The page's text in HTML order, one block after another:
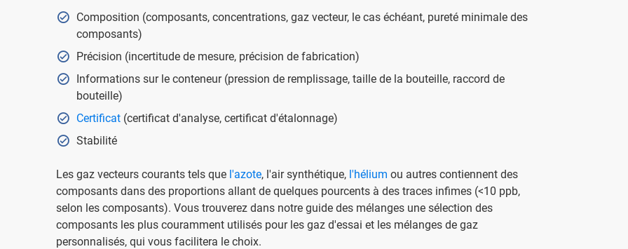
Composition (composants, concentrations, gaz vecteur, le cas échéant, pureté minimale des
composants)
Précision (incertitude de mesure, précision de fabrication)
Informations sur le conteneur (pression de remplissage, taille de la bouteille, raccord de
bouteille)
Certificat (certificat d'analyse, certificat d'étalonnage)
Stabilité
Les gaz vecteurs courants tels que l'azote, l'air synthétique, l'hélium ou autres contiennent des
composants dans des proportions allant de quelques pourcents à des traces infimes (<10 ppb,
selon les composants). Vous trouverez dans notre guide des mélanges une sélection des
composants les plus couramment utilisés pour les gaz d'essai et les mélanges de gaz
personnalisés, qui vous facilitera le choix.